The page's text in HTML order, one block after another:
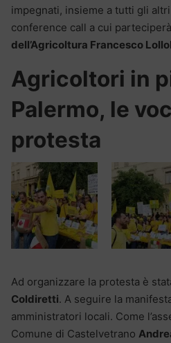
impegnati, insieme a tutti gli
conference call a cui
dell’Agricoltura Francesco
Agricoltori in
Palermo, le
protesta
Ad organizzare la protesta è
Coldiretti. A seguire la
amministratori locali. Come
Comune di Castelvetrano